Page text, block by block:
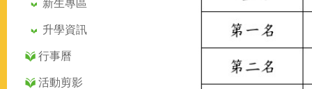
新生專區
升學資訊
行事曆
活動剪影